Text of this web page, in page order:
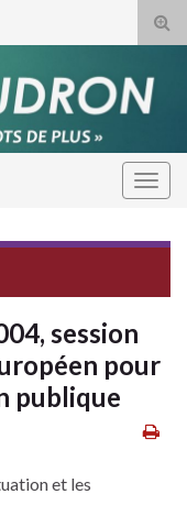
session
pour
publique
et les